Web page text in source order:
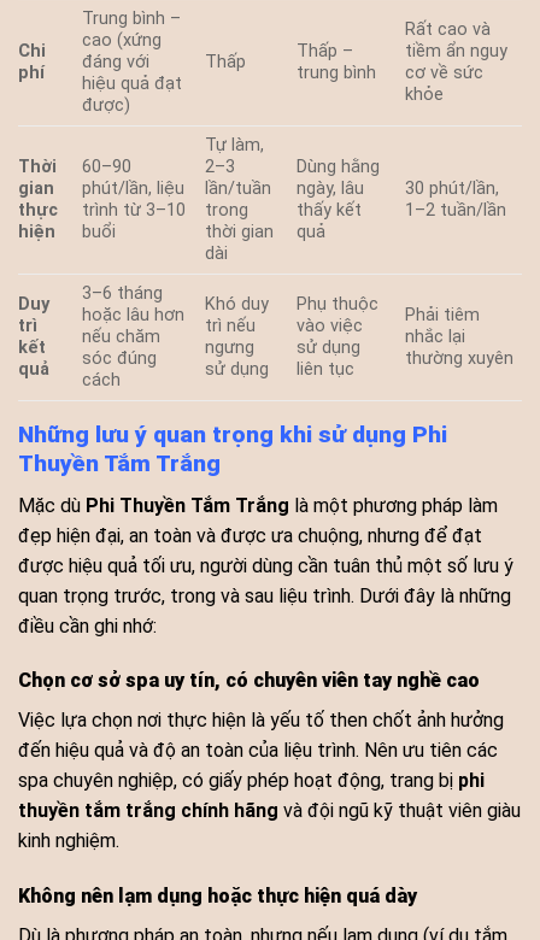
Chi
phí
Trung bình –
cao (xứng
đáng với
hiệu quả đạt
được)
Thấp
Thấp –
trung bình
Rất cao và
tiềm ẩn nguy
cơ về sức
khỏe
Thời
gian
thực
hiện
60–90
phút/lần, liệu
trình từ 3–10
buổi
Tự làm,
2–3
lần/tuần
trong
thời gian
dài
Dùng hằng
ngày, lâu
thấy kết
quả
30 phút/lần,
1–2 tuần/lần
Duy
trì
kết
quả
3–6 tháng
hoặc lâu hơn
nếu chăm
sóc đúng
cách
Khó duy
trì nếu
ngưng
sử dụng
Phụ thuộc
vào việc
sử dụng
liên tục
Phải tiêm
nhắc lại
thường xuyên
Những lưu ý quan trọng khi sử dụng Phi
Thuyền Tắm Trắng
Mặc dù Phi Thuyền Tắm Trắng là một phương pháp làm
đẹp hiện đại, an toàn và được ưa chuộng, nhưng để đạt
được hiệu quả tối ưu, người dùng cần tuân thủ một số lưu ý
quan trọng trước, trong và sau liệu trình. Dưới đây là những
điều cần ghi nhớ:
Chọn cơ sở spa uy tín, có chuyên viên tay nghề cao
Việc lựa chọn nơi thực hiện là yếu tố then chốt ảnh hưởng
đến hiệu quả và độ an toàn của liệu trình. Nên ưu tiên các
spa chuyên nghiệp, có giấy phép hoạt động, trang bị phi
thuyền tắm trắng chính hãng và đội ngũ kỹ thuật viên giàu
kinh nghiệm.
Không nên lạm dụng hoặc thực hiện quá dày